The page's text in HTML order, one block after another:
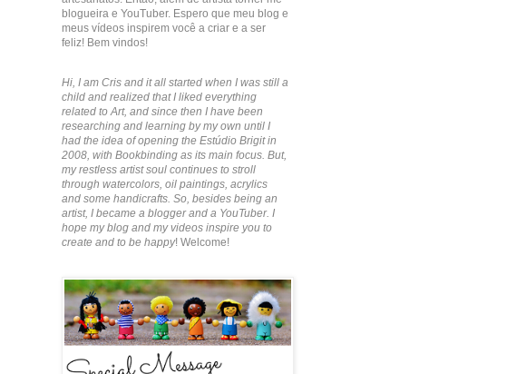
blogueira e YouTuber. Espero que meu blog e
meus vídeos inspirem você a criar e a ser
feliz! Bem vindos!
Hi, I am Cris and it all started when I was still a
child and realized that I liked everything
related to Art, and since then I have been
researching and learning by my own until I
had the idea of opening the Estúdio Brigit in
2008, with Bookbinding as its main focus. But,
my restless artist soul continues to stroll
through watercolors, oil paintings, acrylics
and some handicrafts. So, besides being an
artist, I became a blogger and a YouTuber. I
hope my blog and my videos inspire you to
create and to be happy! Welcome!